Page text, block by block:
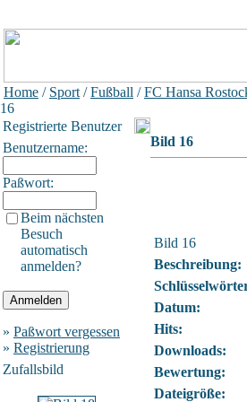
Home / Sport /Fußball /FC Hansa
16
Registrierte Benutzer
Benutzername:
Paßwort:
Beim nächsten
Besuch
automatisch
anmelden?
» Paßwort vergessen
» Registrierung
Zufallsbild
Bild 16
Bild 16
Beschreibung:
Datum:
Hits:
Downloads:
Bewertung:
Dateigröße: